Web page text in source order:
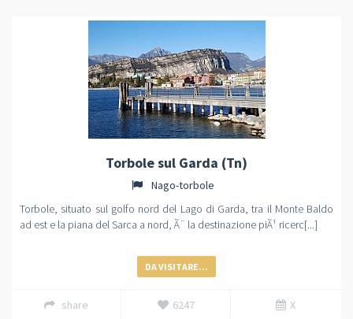
Torbole sul Garda (Tn)
Nago-torbole
Torbole, situato sul golfo nord del Lago di Garda, tra il Monte Baldo
ad est e la piana del Sarca a nord, Ã¨ la destinazione piÃ¹ ricerc[...]
DA VISITARE...
share 6247 X